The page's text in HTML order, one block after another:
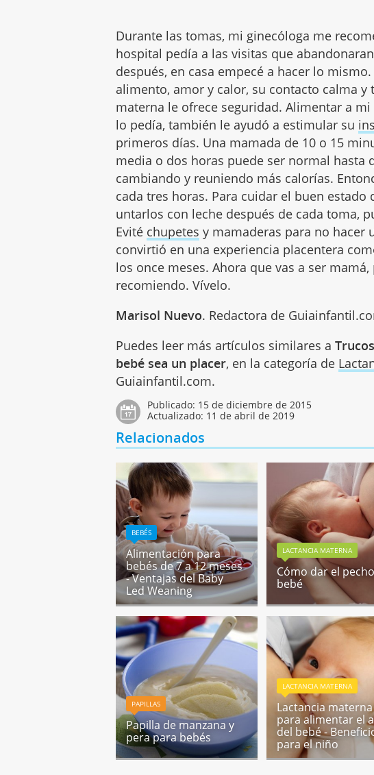
Durante las tomas, mi ginecóloga me
hospital pedía a las visitas que
después, en casa empecé a hacer lo mismo.
alimento, amor y calor, su contacto calma y
materna le ofrece seguridad. Alimentar a mi
lo pedía, también le ayudó a estimular su
primeros días. Una mamada de 10 o 15
media o dos horas puede ser normal hasta
cambiando y reuniendo más calorías.
cada tres horas. Para cuidar el buen estado
untarlos con leche después de cada toma,
Evité chupetes y mamaderas para no hacer
convirtió en una experiencia placentera
los once meses. Ahora que vas a ser
recomiendo. Vívelo.
Marisol Nuevo. Redactora de
Puedes leer más artículos similares a
bebé sea un placer, en la categoría de
Guiainfantil.com.
Publicado: 15 de diciembre de 2015
Actualizado: 11 de abril de 2019
Relacionados
BEBÉS
Alimentación para
bebés de 7 a 12 meses
- Ventajas del Baby
Led Weaning
LACTANCIA MATERNA
Cómo dar el
bebé
PAPILLAS
Papilla de manzana y
pera para bebés
LACTANCIA MATERNA
Lactancia materna
para alimentar el
del bebé -
para el niño